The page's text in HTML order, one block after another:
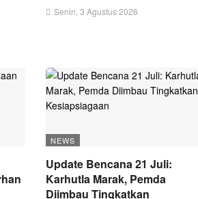
Senin, 3 Agustus 2026
NEWS
Update Bencana 21 Juli:
Karhutla Marak, Pemda
Diimbau Tingkatkan